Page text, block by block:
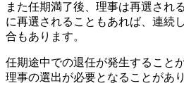
理事会の任期
また任期満了後、理事は再選され
に再選されることもあれば、連続
合もあります。
任期途中での退任が発生すること
理事の選出が必要となることがあり